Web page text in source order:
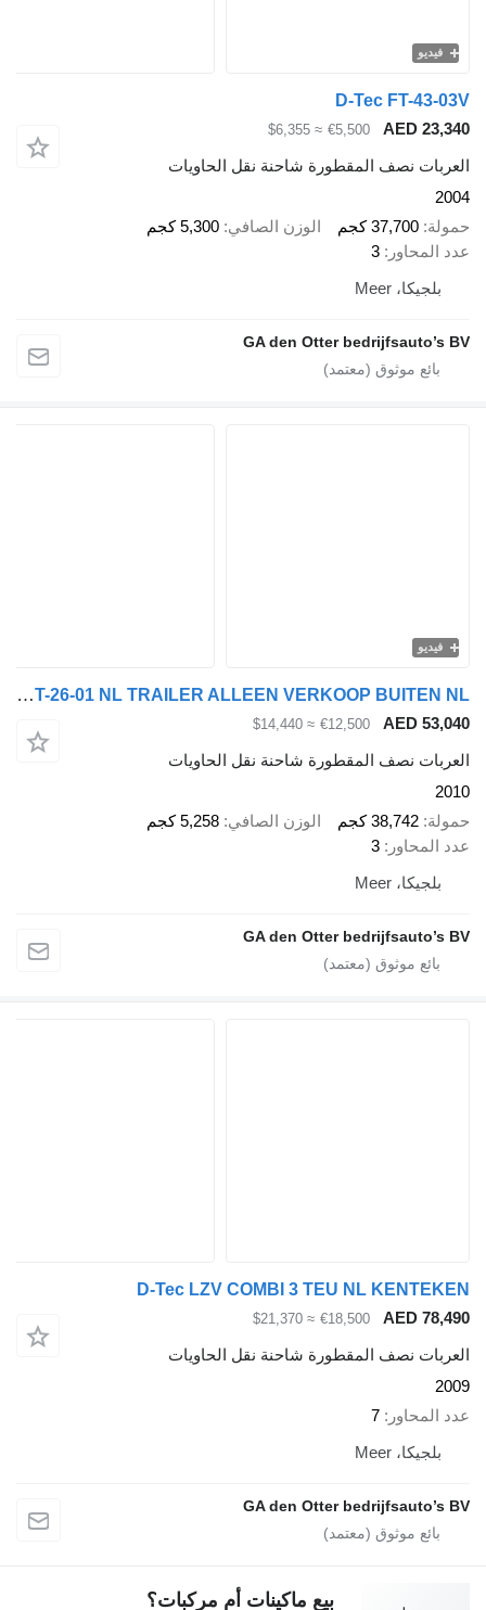
فيديو
D-Tec FT-43-
AED
€5,500
≈ $6,355
نصف المقطورة شاحنة نقل الحاويات
37,700 كجم الوزن الصافي 5,300 كجم
المحاور 3
بلجيكا، Meer
GA den Otter bedrijfsauto’s
فيديو
D-Tec CT-26-01 NL TRAILER ALLEEN VERKOOP BUITEN NL
AED
€12,500
≈ $14,440
نصف المقطورة شاحنة نقل الحاويات
38,742 كجم الوزن الصافي 5,258 كجم
المحاور 3
بلجيكا، Meer
GA den Otter bedrijfsauto’s
D-Tec LZV COMBI 3 TEU NL
AED
€18,500
≈ $21,370
نصف المقطورة شاحنة نقل الحاويات
المحاور 7
بلجيكا، Meer
GA den Otter bedrijfsauto’s
بيع ماكينات أم مركبات؟